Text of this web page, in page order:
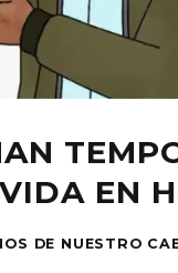
EN
DE NUESTRO